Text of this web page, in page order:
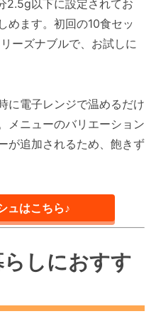
2.5g以下に設定されてお
めます。初回の10食セッ
ーズナブルで、お試しに
に電子レンジで温めるだけ
メニューのバリエーション
が追加されるため、飽きず
ュはこちら♪
しにおすす